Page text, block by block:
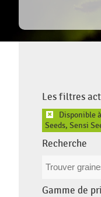
Les filtres
✖
Disponible
Seeds, Sensi
Recherche
Gamme de